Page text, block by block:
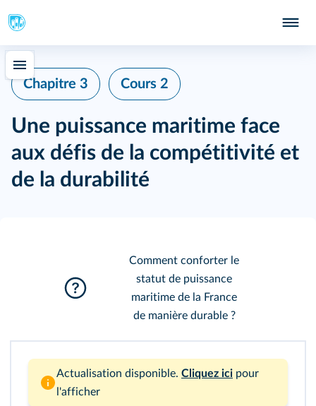
Chapitre 3 Cours 2
Une puissance maritime face
aux défis de la compétitivité et
de la durabilité
Comment conforter le
statut de puissance
maritime de la France
de manière durable ?
Actualisation disponible. Cliquez ici pour
l'afficher